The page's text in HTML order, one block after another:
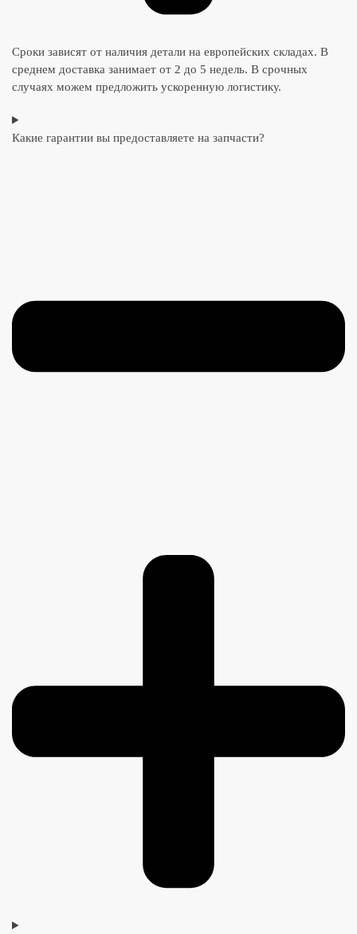
Сроки зависят от наличия детали на европейских складах. В
среднем доставка занимает от 2 до 5 недель. В срочных
случаях можем предложить ускоренную логистику.
Какие гарантии вы предоставляете на запчасти?